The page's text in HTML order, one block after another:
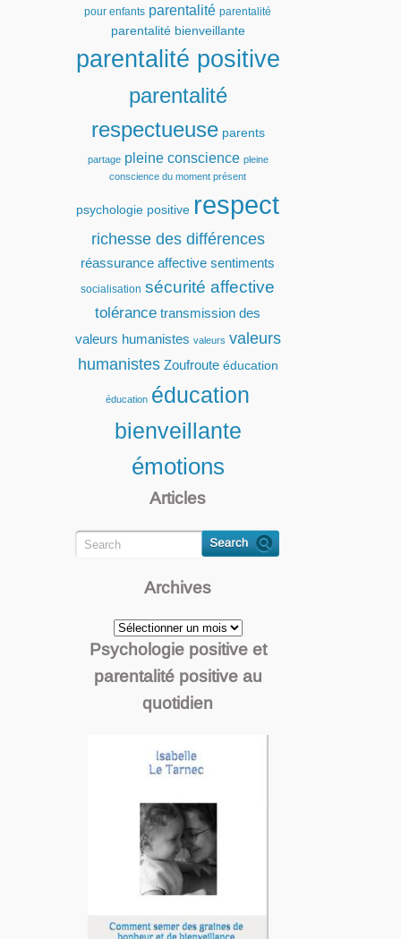
pour enfants parentalité parentalité
parentalité bienveillante
parentalité positive
parentalité
respectueuse parents
partage pleine conscience pleine
conscience du moment présent
psychologie positive respect
richesse des différences
réassurance affective sentiments
socialisation sécurité affective
tolérance transmission des
valeurs humanistes valeurs valeurs
humanistes Zoufroute éducation
éducation éducation
bienveillante
émotions
Articles
Archives
Archives
Psychologie positive et
parentalité positive au
quotidien